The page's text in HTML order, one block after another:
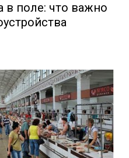
в поле: что важно